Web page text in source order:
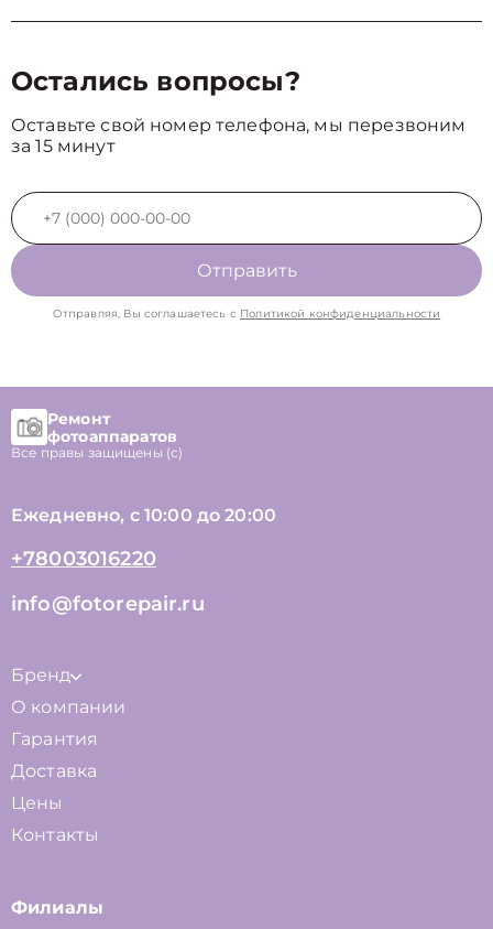
Остались вопросы?
Оставьте свой номер телефона, мы перезвоним
за 15 минут
Отправить
Отправляя, Вы соглашаетесь с Политикой конфиденциальности
Ремонт
фотоаппаратов
Все правы защищены (с)
Ежедневно, с 10:00 до 20:00
+78003016220
info@fotorepair.ru
Бренд
О компании
Гарантия
Доставка
Цены
Контакты
Филиалы